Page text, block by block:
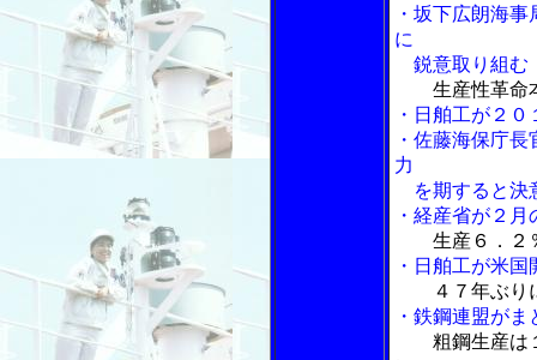
・坂下広朗海
に
鋭意取り組む
生産性革命
・日舶工が２
・佐藤海保庁
力
を期すると決
・経産省が２
生産６．２
・日舶工が米
４７年ぶり
・鉄鋼連盟が
粗鋼生産は